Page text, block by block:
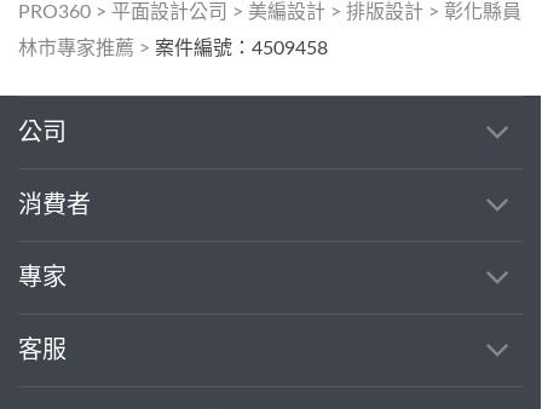
PRO360 > 平面設計公司 > 美編設計 > 排版設計 > 彰化縣員
林市專家推薦 > 案件編號：4509458
公司
消費者
專家
客服